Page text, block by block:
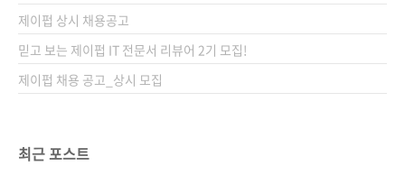
도 저와 비슷하게 (혹은 다르게) 직장에서의 개
발에 만족하지 못하거나 힘들다고 이야기하고
있었습니다. (전부가 그런 것은 아닙니다) 이것
이 비단 제 주변만..
제이펍 상시 채용공고
믿고 보는 제이펍 IT 전문서 리뷰어 2기 모집!
제이펍 채용 공고_상시 모집
최근 포스트